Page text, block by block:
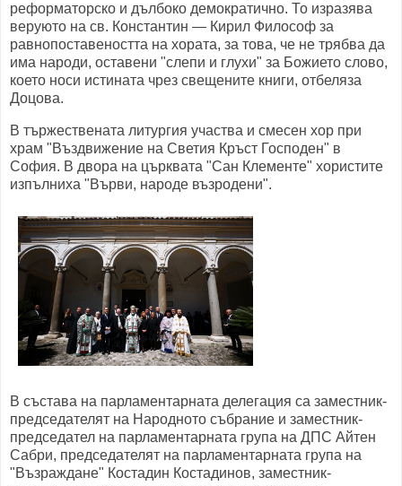
реформаторско и дълбоко демократично. То изразява
веруюто на св. Константин — Кирил Философ за
равнопоставеността на хората, за това, че не трябва да
има народи, оставени "слепи и глухи" за Божието слово,
което носи истината чрез свещените книги, отбеляза
Доцова.
В тържествената литургия участва и смесен хор при
храм "Въздвижение на Светия Кръст Господен" в
София. В двора на църквата "Сан Клементе" хористите
изпълниха "Върви, народе възродени".
В състава на парламентарната делегация са заместник-
председателят на Народното събрание и заместник-
председател на парламентарната група на ДПС Айтен
Сабри, председателят на парламентарната група на
"Възраждане" Костадин Костадинов, заместник-